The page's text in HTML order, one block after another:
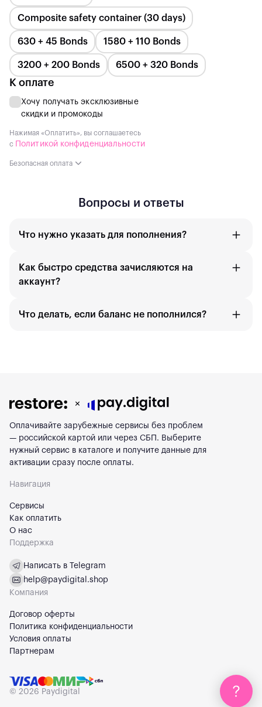
Composite safety container (30 days)
630 + 45 Bonds 1580 + 110 Bonds
3200 + 200 Bonds 6500 + 320 Bonds
К оплате
Хочу получать эксклюзивные
скидки и промокоды
Нажимая «Оплатить», вы соглашаетесь
с
Политикой конфиденциальности
Безопасная оплата
Вопросы и ответы
Что нужно указать для пополнения?
Как быстро средства зачисляются на
аккаунт?
Что делать, если баланс не пополнился?
Оплачивайте зарубежные сервисы без проблем
— российской картой или через СБП. Выберите
нужный сервис в каталоге и получите данные для
активации сразу после оплаты.
Навигация
Сервисы
Как оплатить
О нас
Поддержка
Написать в Telegram
help@paydigital.shop
Компания
Договор оферты
Политика конфиденциальности
Условия оплаты
Партнерам
© 2026 Paydigital